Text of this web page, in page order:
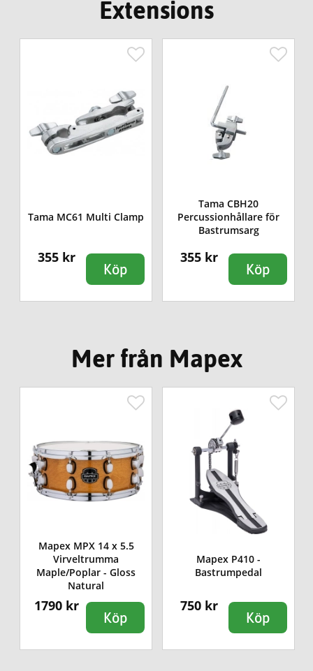
Extensions
Tama MC61 Multi Clamp
355 kr
Köp
Tama CBH20
Percussionhållare för
Bastrumsarg
355 kr
Köp
Mer från Mapex
Mapex MPX 14 x 5.5
Virveltrumma
Maple/Poplar - Gloss
Natural
1790 kr
Köp
Mapex P410 -
Bastrumpedal
750 kr
Köp